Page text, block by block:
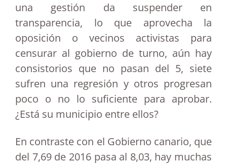
una gestión da suspender en
transparencia, lo que aprovecha la
oposición o vecinos activistas para
censurar al gobierno de turno, aún hay
consistorios que no pasan del 5, siete
sufren una regresión y otros progresan
poco o no lo suficiente para aprobar.
¿Está su municipio entre ellos?
En contraste con el Gobierno canario, que
del 7,69 de 2016 pasa al 8,03, hay muchas